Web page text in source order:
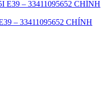
– 33411095652 CHÍNH